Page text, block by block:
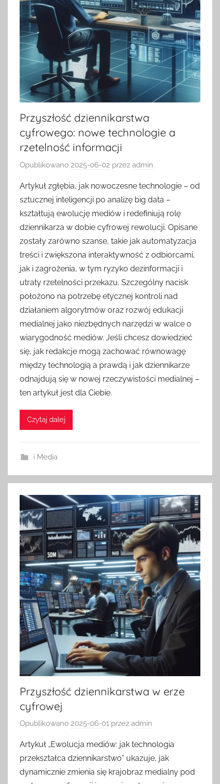
Przyszłość dziennikarstwa
cyfrowego: nowe technologie a
rzetelność informacji
Opublikowano 2025-06-02 przez admin
Artykuł zgłębia, jak nowoczesne technologie – od
sztucznej inteligencji po analizę big data –
kształtują ewolucję mediów i redefiniują rolę
dziennikarza w dobie cyfrowej rewolucji. Opisane
zostały zarówno szanse, takie jak automatyzacja
treści i zwiększona interaktywność z odbiorcami,
jak i zagrożenia, w tym ryzyko dezinformacji i
utraty rzetelności przekazu. Szczególny nacisk
położono na potrzebę etycznej kontroli nad
działaniem algorytmów oraz rozwój edukacji
medialnej jako niezbędnych narzędzi w walce o
wiarygodność mediów. Jeśli chcesz dowiedzieć
się, jak redakcje mogą zachować równowagę
między technologią a prawdą i jak dziennikarze
odnajdują się w nowej rzeczywistości medialnej –
ten artykuł jest dla Ciebie.
Czytaj dalej
i Media
Przyszłość dziennikarstwa w erze
cyfrowej
Opublikowano 2025-06-01 przez admin
Artykuł „Ewolucja mediów: jak technologia
przekształca dziennikarstwo” ukazuje, jak
dynamicznie zmienia się krajobraz medialny pod